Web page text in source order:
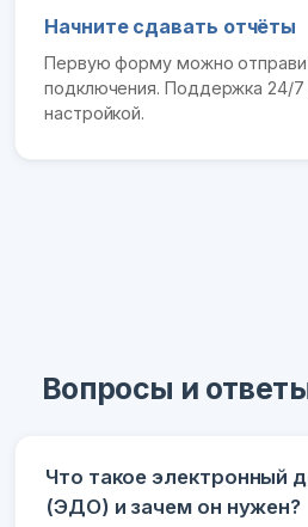
Начните сдавать отчёты
Первую форму можно
подключения. Поддержка 24/
настройкой.
Вопросы и
Что такое электронный
(ЭДО) и зачем он нужен?